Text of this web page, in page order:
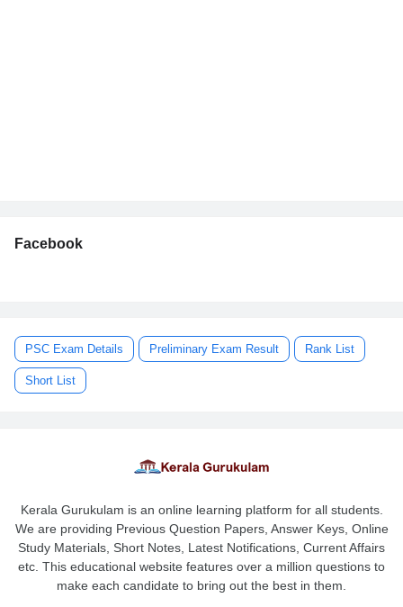
Facebook
PSC Exam Details Preliminary Exam Result Rank List
Short List
Kerala Gurukulam is an online learning platform for all students.
We are providing Previous Question Papers, Answer Keys, Online
Study Materials, Short Notes, Latest Notifications, Current Affairs
etc. This educational website features over a million questions to
make each candidate to bring out the best in them.